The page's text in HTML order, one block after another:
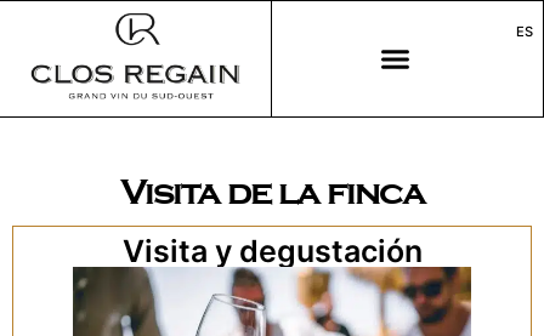
ES
Visita de la finca
Visita y degustación